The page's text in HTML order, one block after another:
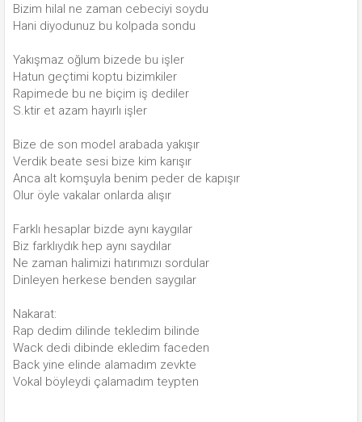
Bizim hilal ne zaman cebeciyi soydu
Hani diyodunuz bu kolpada sondu
Yakışmaz oğlum bizede bu işler
Hatun geçtimi koptu bizimkiler
Rapimede bu ne biçim iş dediler
S.ktir et azam hayırlı işler
Bize de son model arabada yakışır
Verdik beate sesi bize kim karışır
Anca alt komşuyla benim peder de kapışır
Olur öyle vakalar onlarda alışır
Farklı hesaplar bizde aynı kaygılar
Biz farklıydık hep aynı saydılar
Ne zaman halimizi hatırımızı sordular
Dinleyen herkese benden saygılar
Nakarat:
Rap dedim dilinde tekledim bilinde
Wack dedi dibinde ekledim faceden
Back yine elinde alamadım zevkte
Vokal böyleydi çalamadım teypten